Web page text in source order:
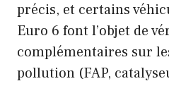
précis, et certains
Euro 6 font l’objet de
complémentaires sur
pollution (FAP,